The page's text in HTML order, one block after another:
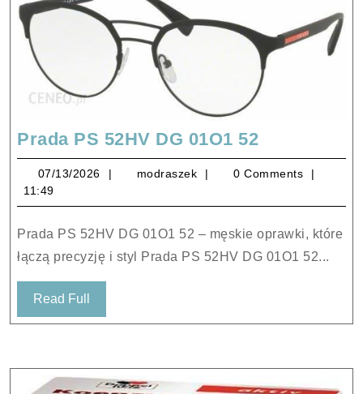
Prada PS 52HV DG 01O1 52Prada
PS
52HV
DG
52
07/13/2026 07/13/2026
modraszek modraszek
0 Comments
11:49
Prada PS 52HV DG 01O1 52 – męskie oprawki, które
łączą precyzję i styl Prada PS 52HV DG 01O1 52...
Read Full
Full